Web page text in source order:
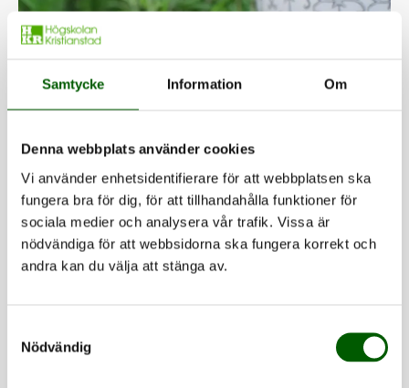
Samtycke Information Om
Denna webbplats använder cookies
Vi använder enhetsidentifierare för att webbplatsen ska
fungera bra för dig, för att tillhandahålla funktioner för
sociala medier och analysera vår trafik. Vissa är
nödvändiga för att webbsidorna ska fungera korrekt och
andra kan du välja att stänga av.
Nödvändig
2026-06-21
finns forskning, erfarenhet och kunskap som